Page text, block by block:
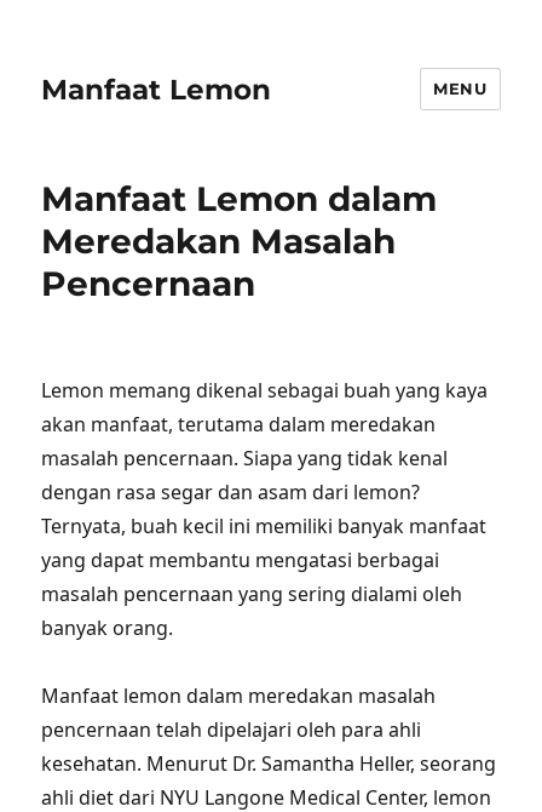
Manfaat Lemon MENU
Manfaat Lemon dalam
Meredakan Masalah
Pencernaan
Lemon memang dikenal sebagai buah yang kaya
akan manfaat, terutama dalam meredakan
masalah pencernaan. Siapa yang tidak kenal
dengan rasa segar dan asam dari lemon?
Ternyata, buah kecil ini memiliki banyak manfaat
yang dapat membantu mengatasi berbagai
masalah pencernaan yang sering dialami oleh
banyak orang.
Manfaat lemon dalam meredakan masalah
pencernaan telah dipelajari oleh para ahli
kesehatan. Menurut Dr. Samantha Heller, seorang
ahli diet dari NYU Langone Medical Center, lemon